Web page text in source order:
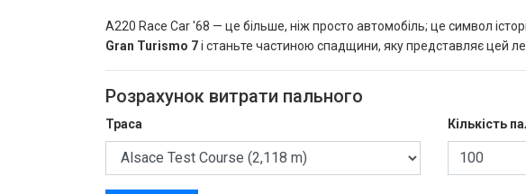
A220 Race Car '68 — це більше, ніж просто автомобіль; це символ
Gran Turismo 7і станьте частиною спадщини, яку представляє цей
Розрахунок витрати пального
Траса Кількість